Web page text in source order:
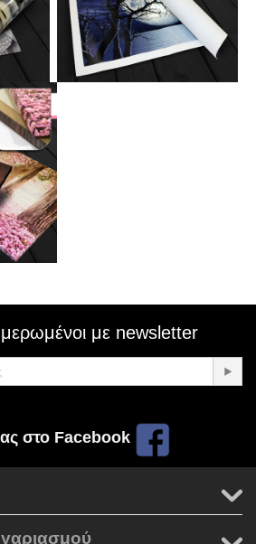
με newsletter
στο Facebook